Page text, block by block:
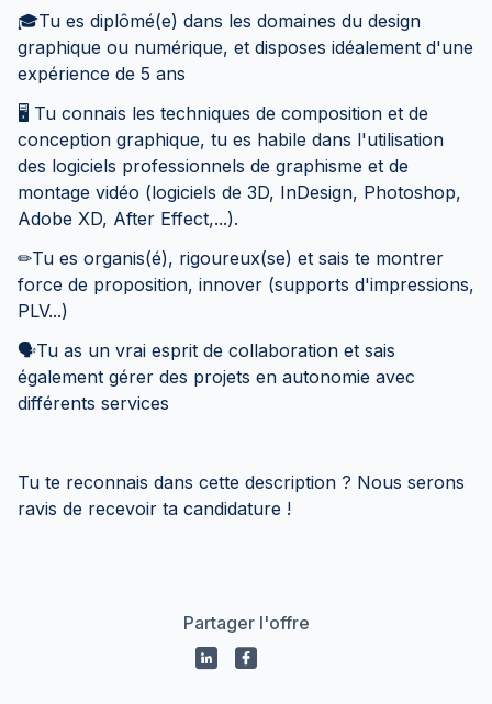
🎓Tu es diplômé(e) dans les domaines du design
graphique ou numérique, et disposes idéalement d'une
expérience de 5 ans
🖥 Tu connais les techniques de composition et de
conception graphique, tu es habile dans l'utilisation
des logiciels professionnels de graphisme et de
montage vidéo (logiciels de 3D, InDesign, Photoshop,
Adobe XD, After Effect,...).
✏Tu es organis(é), rigoureux(se) et sais te montrer
force de proposition, innover (supports d'impressions,
PLV...)
🗣Tu as un vrai esprit de collaboration et sais
également gérer des projets en autonomie avec
différents services
Tu te reconnais dans cette description ? Nous serons
ravis de recevoir ta candidature !
Partager l'offre